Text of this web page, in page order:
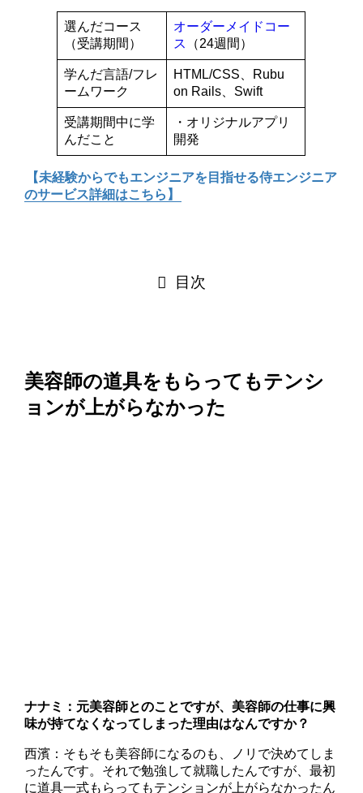
選んだコース
（受講期間）
オーダーメイドコー
ス
（24週間）
学んだ言語/フレ
ームワーク
HTML/CSS、Rubu
on Rails、Swift
受講期間中に学
んだこと
・オリジナルアプリ
開発
【未経験からでもエンジニアを目指せる侍エンジニア
のサービス詳細はこちら】
目次
美容師の道具をもらってもテンシ
ョンが上がらなかった
ナナミ：元美容師とのことですが、美容師の仕事に興
味が持てなくなってしまった理由はなんですか？
西濱：そもそも美容師になるのも、ノリで決めてしま
ったんです。それで勉強して就職したんですが、最初
に道具一式もらってもテンションが上がらなかったん